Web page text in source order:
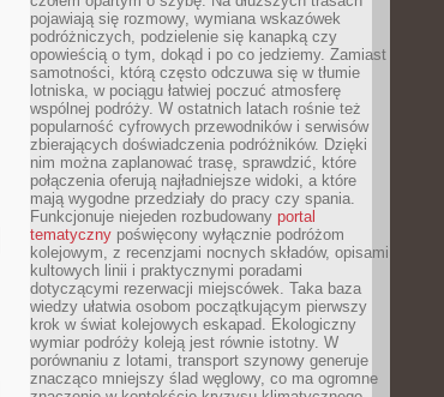
pojawiają się rozmowy, wymiana wskazówek
podróżniczych, podzielenie się kanapką czy
opowieścią o tym, dokąd i po co jedziemy. Zamiast
samotności, którą często odczuwa się w tłumie
lotniska, w pociągu łatwiej poczuć atmosferę
wspólnej podróży. W ostatnich latach rośnie też
popularność cyfrowych przewodników i serwisów
zbierających doświadczenia podróżników. Dzięki
nim można zaplanować trasę, sprawdzić, które
połączenia oferują najładniejsze widoki, a które
mają wygodne przedziały do pracy czy spania.
Funkcjonuje niejeden rozbudowany portal
tematyczny poświęcony wyłącznie podróżom
kolejowym, z recenzjami nocnych składów, opisami
kultowych linii i praktycznymi poradami
dotyczącymi rezerwacji miejscówek. Taka baza
wiedzy ułatwia osobom początkującym pierwszy
krok w świat kolejowych eskapad. Ekologiczny
wymiar podróży koleją jest równie istotny. W
porównaniu z lotami, transport szynowy generuje
znacząco mniejszy ślad węglowy, co ma ogromne